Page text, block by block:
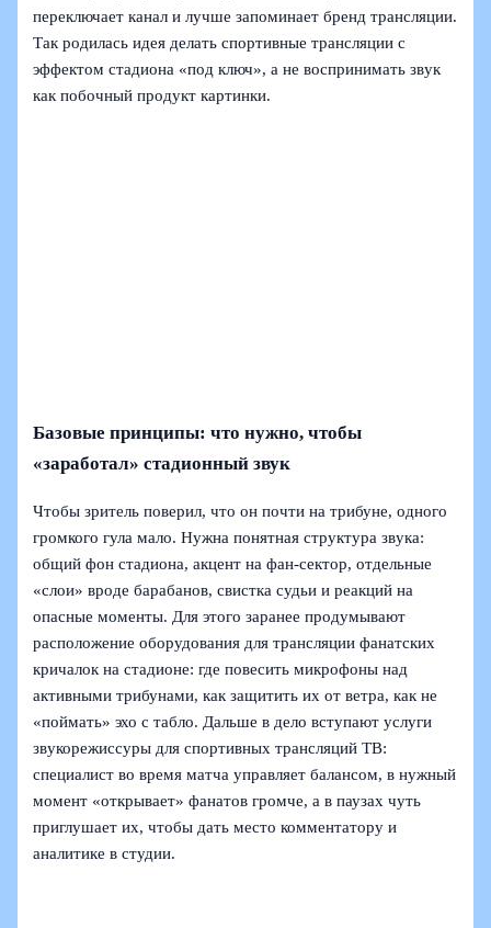
переключает канал и лучше запоминает бренд трансляции.
Так родилась идея делать спортивные трансляции с
эффектом стадиона «под ключ», а не воспринимать звук
как побочный продукт картинки.
Базовые принципы: что нужно, чтобы
«заработал» стадионный звук
Чтобы зритель поверил, что он почти на трибуне, одного
громкого гула мало. Нужна понятная структура звука:
общий фон стадиона, акцент на фан-сектор, отдельные
«слои» вроде барабанов, свистка судьи и реакций на
опасные моменты. Для этого заранее продумывают
расположение оборудования для трансляции фанатских
кричалок на стадионе: где повесить микрофоны над
активными трибунами, как защитить их от ветра, как не
«поймать» эхо с табло. Дальше в дело вступают услуги
звукорежиссуры для спортивных трансляций ТВ:
специалист во время матча управляет балансом, в нужный
момент «открывает» фанатов громче, а в паузах чуть
приглушает их, чтобы дать место комментатору и
аналитике в студии.